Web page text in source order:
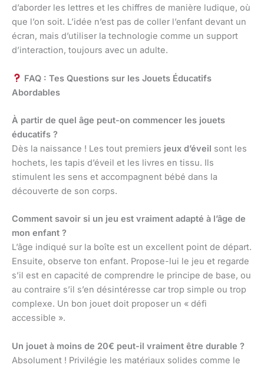
d’aborder les lettres et les chiffres de manière ludique, où
que l’on soit. L’idée n’est pas de coller l’enfant devant un
écran, mais d’utiliser la technologie comme un support
d’interaction, toujours avec un adulte.
FAQ : Tes Questions sur les Jouets Éducatifs
Abordables
À partir de quel âge peut-on commencer les jouets
éducatifs ?
Dès la naissance ! Les tout premiers jeux d’éveil sont les
hochets, les tapis d’éveil et les livres en tissu. Ils
stimulent les sens et accompagnent bébé dans la
découverte de son corps.
Comment savoir si un jeu est vraiment adapté à l’âge de
mon enfant ?
L’âge indiqué sur la boîte est un excellent point de départ.
Ensuite, observe ton enfant. Propose-lui le jeu et regarde
s’il est en capacité de comprendre le principe de base, ou
au contraire s’il s’en désintéresse car trop simple ou trop
complexe. Un bon jouet doit proposer un « défi
accessible ».
Un jouet à moins de 20€ peut-il vraiment être durable ?
Absolument ! Privilégie les matériaux solides comme le